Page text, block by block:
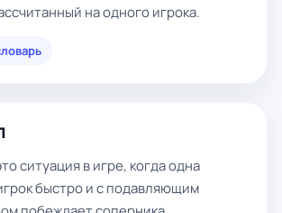
на одного игрока.
ситуация в игре, когда одна
быстро и с подавляющим